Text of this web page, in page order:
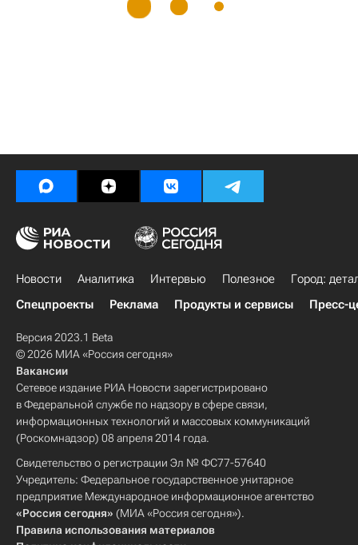
Новости Аналитика Интервью Полезное
Город:
Спецпроекты
Реклама Продукты и сервисы Пресс-
Версия 2023.1 Beta
© 2026 МИА «Россия сегодня»
Вакансии
Сетевое издание РИА Новости зарегистрировано
в Федеральной службе по надзору в сфере связи,
информационных технологий и массовых коммуникаций
(Роскомнадзор) 08 апреля 2014 года.
Свидетельство о регистрации Эл № ФС77-57640
Учредитель: Федеральное государственное унитарное
предприятие Международное информационное агентство
«Россия сегодня» (МИА «Россия сегодня»).
Правила использования материалов